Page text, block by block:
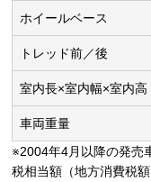
ホイールベース
トレッド前／後
室内長×室内幅×室内高
車両重量
※2004年4月以降の発売
税相当額（地方消費税